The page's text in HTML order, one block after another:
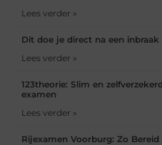
Lees verder »
Dit doe je direct na een inbraak
Lees verder »
123theorie: Slim en
examen
Lees verder »
Rijexamen Voorburg: Zo Bereid